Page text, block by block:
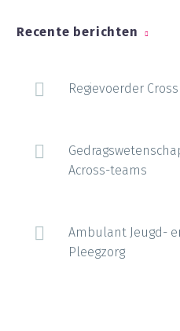
Recente berichten
Regievoerder
Across-teams
Ambulant Jeugd-
Pleegzorg